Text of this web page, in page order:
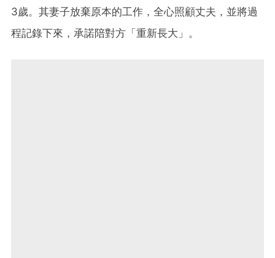
3歲。其妻子放棄原本的工作，全心照顧丈夫，並將過
程記錄下來，承諾陪對方「重新長大」。